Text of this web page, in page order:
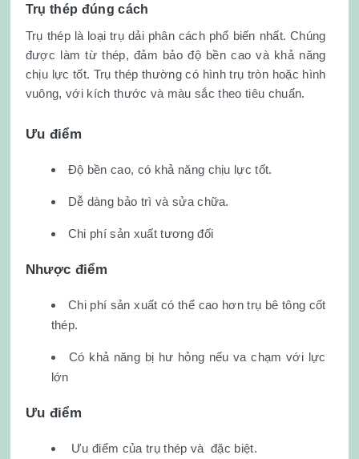
Trụ thép đúng cách
Trụ thép là loại trụ dải phân cách phổ biến nhất. Chúng
được làm từ thép, đảm bảo độ bền cao và khả năng
chịu lực tốt. Trụ thép thường có hình trụ tròn hoặc hình
vuông, với kích thước và màu sắc theo tiêu chuẩn.
Ưu điểm
Độ bền cao, có khả năng chịu lực tốt.
Dễ dàng bảo trì và sửa chữa.
Chi phí sản xuất tương đối
Nhược điểm
Chi phí sản xuất có thể cao hơn trụ bê tông cốt
thép.
Có khả năng bị hư hỏng nếu va chạm với lực
lớn
Ưu điểm
Ưu điểm của trụ thép và đặc biệt.